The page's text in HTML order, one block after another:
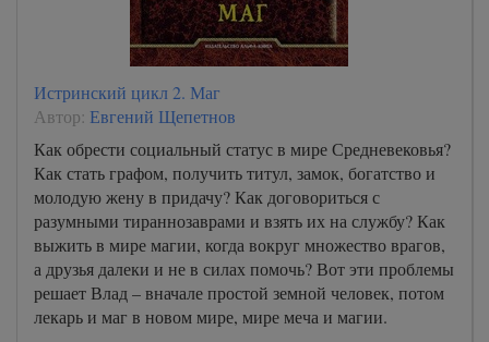
Истринский цикл 2. Маг
Автор: Евгений Щепетнов
Как обрести социальный статус в мире Средневековья?
Как стать графом, получить титул, замок, богатство и
молодую жену в придачу? Как договориться с
разумными тираннозаврами и взять их на службу? Как
выжить в мире магии, когда вокруг множество врагов,
а друзья далеки и не в силах помочь? Вот эти проблемы
решает Влад – вначале простой земной человек, потом
лекарь и маг в новом мире, мире меча и магии.